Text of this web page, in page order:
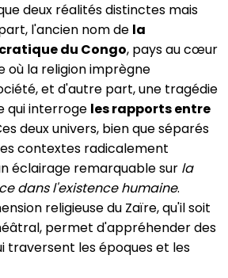
deux réalités distinctes mais
l'ancien nom de la
du Congo, pays au cœur
où la religion imprègne
et d'autre part, une tragédie
qui interroge les rapports entre
deux univers, bien que séparés
contextes radicalement
éclairage remarquable sur la
dans l'existence humaine.
religieuse du Zaïre, qu'il soit
permet d'appréhender des
traversent les époques et les